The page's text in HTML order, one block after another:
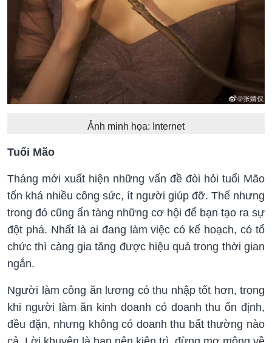
Ảnh minh họa: Internet
Tuổi Mão
Tháng mới xuất hiện những vấn đề đòi hỏi tuổi Mão
tốn khá nhiều công sức, ít người giúp đỡ. Thế nhưng
trong đó cũng ẩn tàng những cơ hội để bạn tạo ra sự
đột phá. Nhất là ai đang làm việc có kế hoạch, có tổ
chức thì càng gia tăng được hiệu quả trong thời gian
ngắn.
Người làm công ăn lương có thu nhập tốt hơn, trong
khi người làm ăn kinh doanh có doanh thu ổn định,
đều đặn, nhưng không có doanh thu bất thường nào